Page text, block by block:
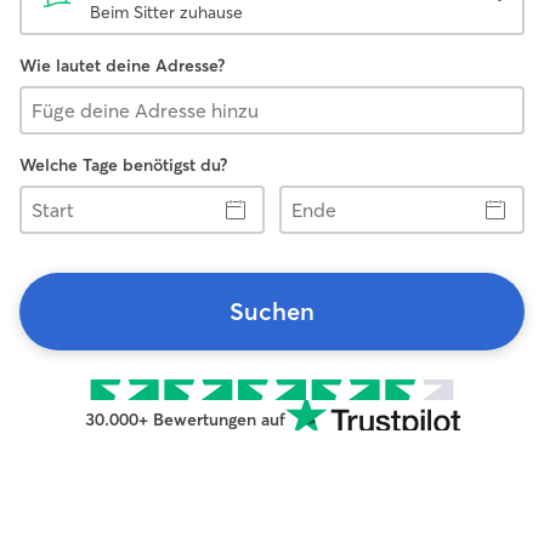
Beim Sitter zuhause
Wie lautet deine Adresse?
Welche Tage benötigst du?
Start
Ende
Suchen
30.000+ Bewertungen auf